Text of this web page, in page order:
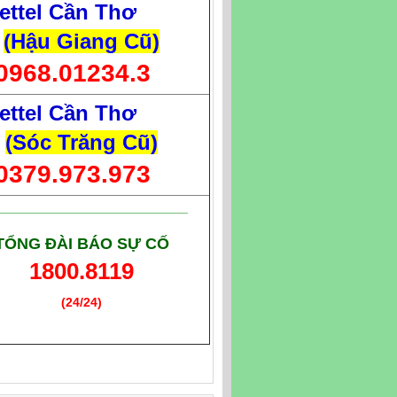
Cần Thơ
(Hậu Giang Cũ)
Cần Thơ
(Sóc Trăng Cũ)
ĐÀI BÁO SỰ CỐ
1800.8119
(24/24)